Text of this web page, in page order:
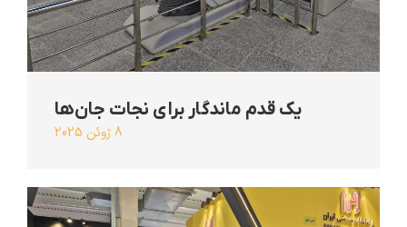
یک قدم ماندگار برای نجات جان‌ها
8 ژوئن 2025